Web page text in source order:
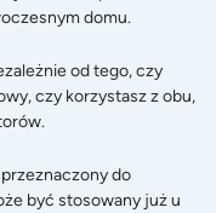
domu.
od tego, czy
czy korzystasz z obu,
do
być stosowany już u